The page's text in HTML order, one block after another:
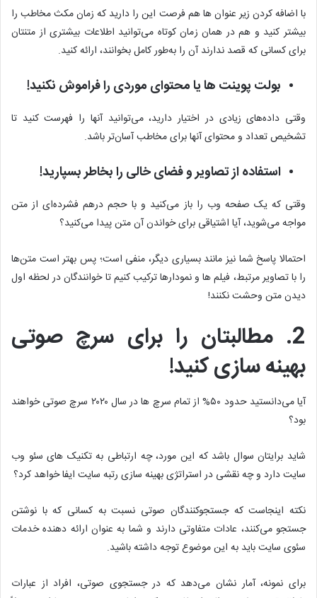
با اضافه کردن زیر عنوان ها هم فرصت این را دارید که زمان مکث مخاطب را
بیشتر کنید و هم در همان زمان کوتاه می‌توانید اطلاعات بیشتری از متنتان
برای کسانی که قصد ندارند آن را به‌طور کامل بخوانند، ارائه کنید.
بولت پوینت ها یا محتوای موردی را فراموش نکنید!
وقتی داده‌های زیادی در اختیار دارید، می‌توانید آنها را فهرست کنید تا
تشخیص تعداد و محتوای آنها برای مخاطب آسان‌تر باشد.
استفاده از تصاویر و فضای خالی را بخاطر بسپارید!
وقتی که یک صفحه وب را باز می‌کنید و با حجم درهم فشرده‌ای از متن
مواجه می‌شوید، آیا اشتیاقی برای خواندن آن متن پیدا می‌کنید؟
احتمالا پاسخ شما نیز مانند بسیاری دیگر، منفی است؛ پس بهتر است متن‌ها
را با تصاویر مرتبط، فیلم ها و نمودارها ترکیب کنیم تا خوانندگان در لحظه اول
دیدن متن وحشت نکنند!
2. مطالبتان را برای سرچ صوتی
بهینه سازی کنید!
آیا می‌دانستید حدود ۵۰% از تمام سرچ ها در سال ۲۰۲۰ سرچ صوتی خواهند
بود؟
شاید برایتان سوال باشد که این مورد، چه ارتباطی به تکنیک های سئو وب
سایت دارد و چه نقشی در استراتژی بهینه سازی رتبه سایت ایفا خواهد کرد؟
نکته اینجاست که جستجوکنندگان صوتی نسبت به کسانی که با نوشتن
جستجو می‌کنند، عادات متفاوتی دارند و شما به عنوان ارائه دهنده خدمات
سئوی سایت باید به این موضوع توجه داشته باشید.
برای نمونه، آمار نشان می‌دهد که در جستجوی صوتی، افراد از عبارات